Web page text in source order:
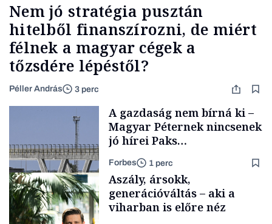
Nem jó stratégia pusztán
hitelből finanszírozni, de miért
félnek a magyar cégek a
tőzsdére lépéstől?
Péller András 3 perc
A gazdaság nem bírná ki –
Magyar Péternek nincsenek
jó hírei Paks
újraindításáról
Forbes 1 perc
Aszály, ársokk,
generációváltás – aki a
viharban is előre néz